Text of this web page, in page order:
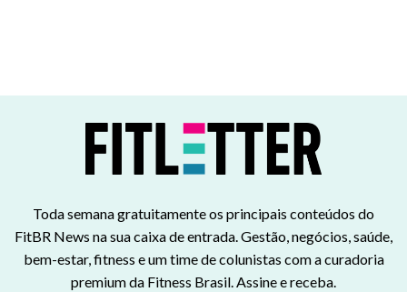
Toda semana gratuitamente os principais conteúdos do
FitBR News na sua caixa de entrada. Gestão, negócios, saúde,
bem-estar, fitness e um time de colunistas com a curadoria
premium da Fitness Brasil. Assine e receba.